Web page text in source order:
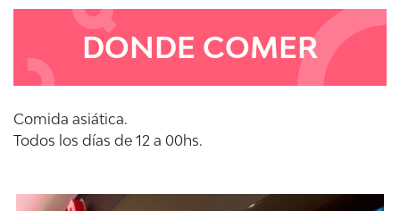
DONDE COMER
Comida asiática.
Todos los días de 12 a 00hs.